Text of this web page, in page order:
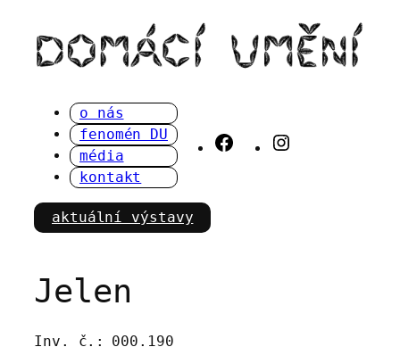
obsah
o nás
fenomén DU
média
kontakt
Facebook
aktuální výstavy
Jelen
Inv. č.: 000.190